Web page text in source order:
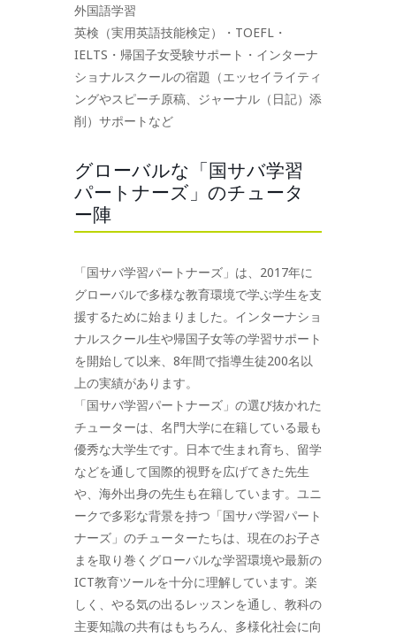
外国語学習
英検（実用英語技能検定）・TOEFL・
IELTS・帰国子女受験サポート・インターナ
ショナルスクールの宿題（エッセイライティ
ングやスピーチ原稿、ジャーナル（日記）添
削）サポートなど
グローバルな「国サバ学習
パートナーズ」のチュータ
ー陣
「国サバ学習パートナーズ」は、2017年に
グローバルで多様な教育環境で学ぶ学生を支
援するために始まりました。インターナショ
ナルスクール生や帰国子女等の学習サポート
を開始して以来、8年間で指導生徒200名以
上の実績があります。
「国サバ学習パートナーズ」の選び抜かれた
チューターは、名門大学に在籍している最も
優秀な大学生です。日本で生まれ育ち、留学
などを通して国際的視野を広げてきた先生
や、海外出身の先生も在籍しています。ユニ
ークで多彩な背景を持つ「国サバ学習パート
ナーズ」のチューターたちは、現在のお子さ
まを取り巻くグローバルな学習環境や最新の
ICT教育ツールを十分に理解しています。楽
しく、やる気の出るレッスンを通し、教科の
主要知識の共有はもちろん、多様化社会に向